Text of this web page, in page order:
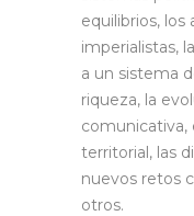
equilibrios, los
imperialistas,
a un sistema
riqueza, la
comunicativa,
territorial, las
nuevos retos
otros.